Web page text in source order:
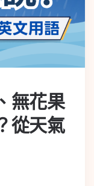
無花果
從天氣